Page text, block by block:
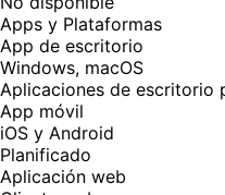
Apps y Plataformas
App de escritorio
Windows, macOS
Aplicaciones de escritorio
App móvil
iOS y Android
Planificado
Aplicación web